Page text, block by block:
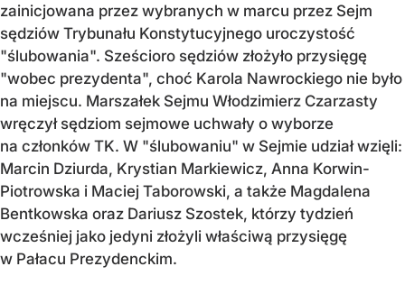
zainicjowana przez wybranych w marcu przez Sejm
sędziów Trybunału Konstytucyjnego uroczystość
"ślubowania". Sześcioro sędziów złożyło przysięgę
"wobec prezydenta", choć Karola Nawrockiego nie było
na miejscu. Marszałek Sejmu Włodzimierz Czarzasty
wręczył sędziom sejmowe uchwały o wyborze
na członków TK. W "ślubowaniu" w Sejmie udział wzięli:
Marcin Dziurda, Krystian Markiewicz, Anna Korwin-
Piotrowska i Maciej Taborowski, a także Magdalena
Bentkowska oraz Dariusz Szostek, którzy tydzień
wcześniej jako jedyni złożyli właściwą przysięgę
w Pałacu Prezydenckim.